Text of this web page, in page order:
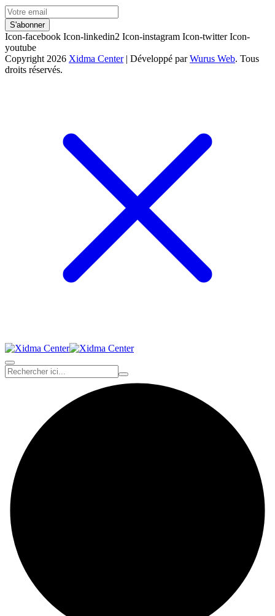
S'abonner
Icon-facebook Icon-linkedin2 Icon-instagram Icon-twitter Icon-
youtube
Copyright 2026 Xidma Center| Développé parWurus Web. Tous
droits réservés.